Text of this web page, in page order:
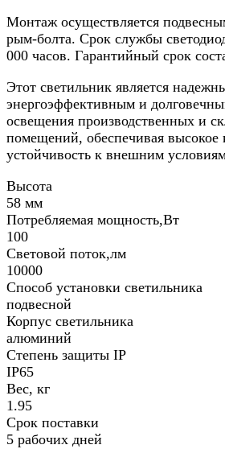
Монтаж осуществляется
рым-болта. Срок службы
000 часов. Гарантийный срок
Этот светильник является
энергоэффективным и
освещения производственных и
помещений, обеспечивая высокое
устойчивость к внешним
Высота
58 мм
Потребляемая мощность,Вт
100
Световой поток,лм
10000
Способ установки светильника
подвесной
Корпус светильника
алюминий
Степень защиты IP
IP65
Вес, кг
1.95
Срок поставки
5 рабочих дней